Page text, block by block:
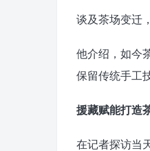
谈及茶场变迁
他介绍，如今
保留传统手工
援藏赋能打造
在记者探访当